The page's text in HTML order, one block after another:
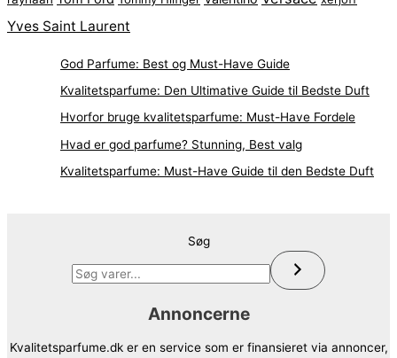
Yves Saint Laurent
God Parfume: Best og Must-Have Guide
Kvalitetsparfume: Den Ultimative Guide til Bedste Duft
Hvorfor bruge kvalitetsparfume: Must-Have Fordele
Hvad er god parfume? Stunning, Best valg
Kvalitetsparfume: Must-Have Guide til den Bedste Duft
Søg
Annoncerne
Kvalitetsparfume.dk er en service som er finansieret via annoncer,